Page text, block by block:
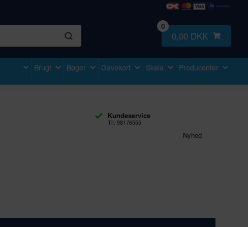
0
0,00 DKK
Brugt Bøger Gavekort Skala Producenter
Kundeservice
Tlf. 98176555
Nyhed